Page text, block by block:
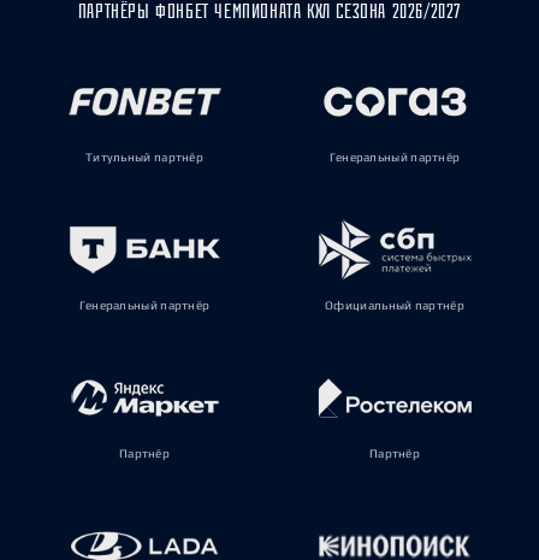
ПАРТНЁРЫ ФОНБЕТ ЧЕМПИОНАТА КХЛ СЕЗОНА 2026/2027
Титульный партнёр Генеральный партнёр
Генеральный партнёр Официальный партнёр
Партнёр Партнёр